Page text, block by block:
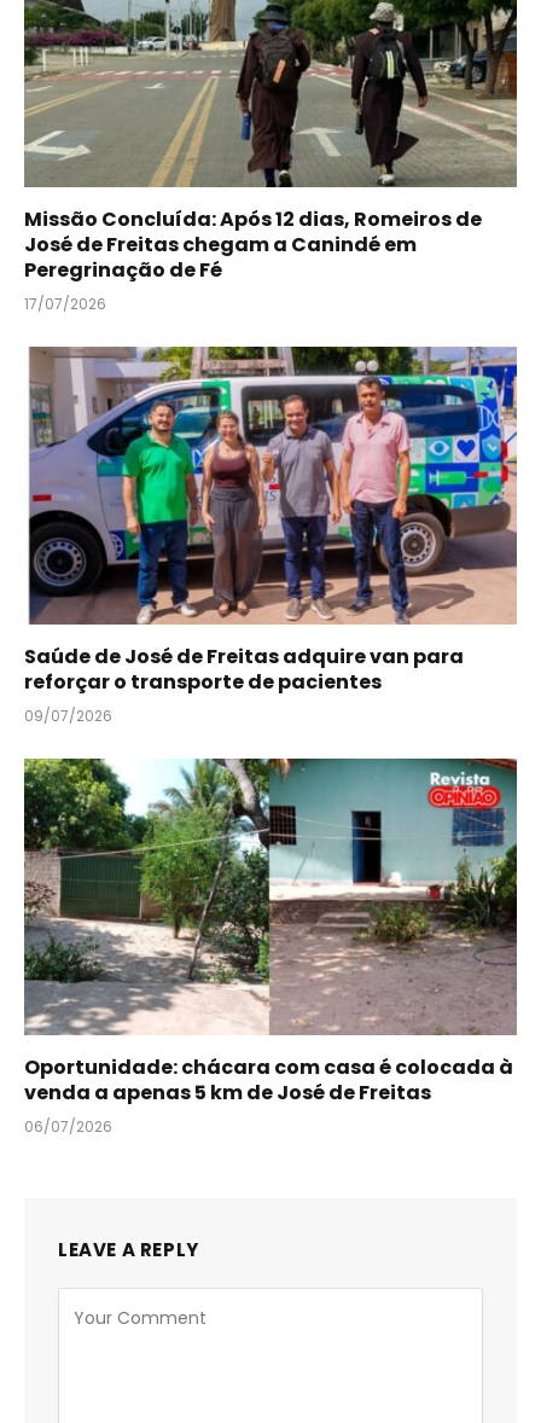
Missão Concluída: Após 12 dias, Romeiros de
José de Freitas chegam a Canindé em
Peregrinação de Fé
17/07/2026
Saúde de José de Freitas adquire van para
reforçar o transporte de pacientes
09/07/2026
Oportunidade: chácara com casa é colocada à
venda a apenas 5 km de José de Freitas
06/07/2026
LEAVE A REPLY